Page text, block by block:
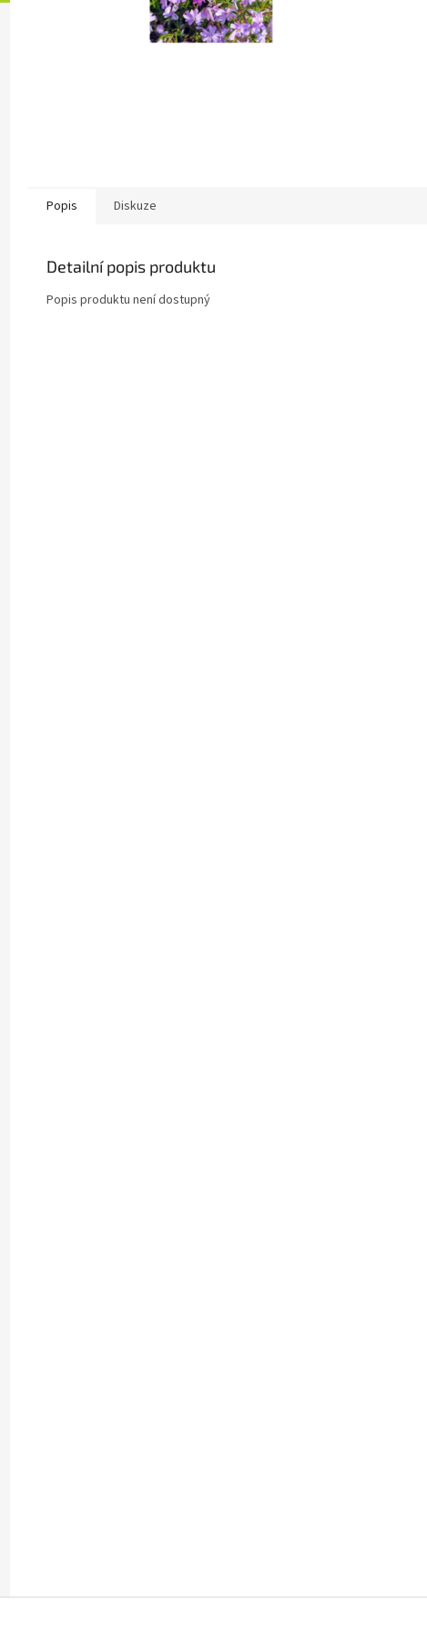
Popis Diskuze
Detailní popis produktu
Popis produktu není dostupný